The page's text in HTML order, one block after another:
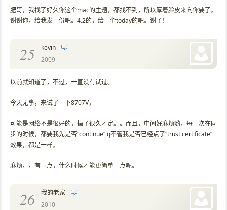
肥哥，我找了好久你这个mac的主题，都找不到，所以厚着脸皮来向你要了。
谢谢你，给我发一份吧。4.2的，给一个today的吧。谢了！
25
kevin
2009
以前就知道了，不过，一直没有试过。
今天无事，来试了一下8707V，
可能是网络不是很好的，搞了很久才定。。而且，中间好麻烦哟，每一次在同
步的时候，都要我先是否“continue” q不管我是否已经点了“trust certificate”
效果，都是一样。
麻烦，，有一点，什么时候才能更简单一点呢。
26
我的老家
2010